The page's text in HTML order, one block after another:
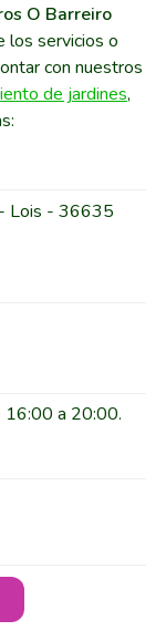
O Barreiro
los servicios o
con nuestros
de jardines,
Lois - 36635
16:00 a 20:00.